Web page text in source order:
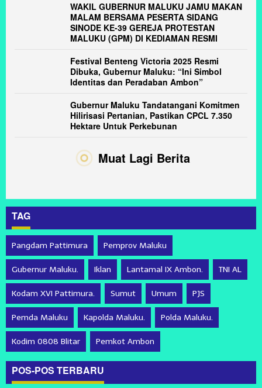
WAKIL GUBERNUR MALUKU JAMU MAKAN
MALAM BERSAMA PESERTA SIDANG
SINODE KE-39 GEREJA PROTESTAN
MALUKU (GPM) DI KEDIAMAN RESMI
Festival Benteng Victoria 2025 Resmi
Dibuka, Gubernur Maluku: “Ini Simbol
Identitas dan Peradaban Ambon”
Gubernur Maluku Tandatangani Komitmen
Hilirisasi Pertanian, Pastikan CPCL 7.350
Hektare Untuk Perkebunan
Muat Lagi Berita
TAG
Pangdam Pattimura Pemprov Maluku
Gubernur Maluku. Iklan Lantamal IX Ambon. TNI AL
Kodam XVI Pattimura. Sumut Umum PJS
Pemda Maluku Kapolda Maluku. Polda Maluku.
Kodim 0808 Blitar Pemkot Ambon
POS-POS TERBARU